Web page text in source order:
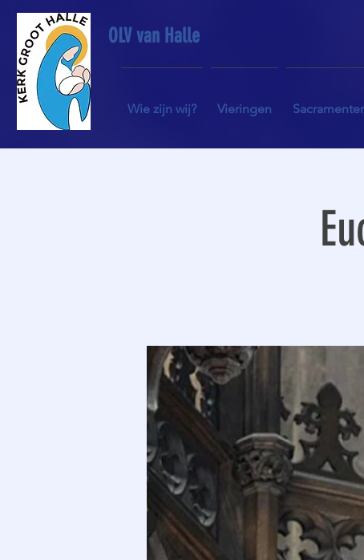
OLV van Halle
Wie zijn wij? Vieringen